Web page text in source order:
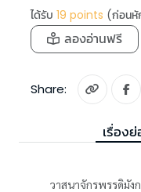
ได้รับ 19 points (ก่อนหั
ลองอ่านฟรี
Share:
เรื่องย่
วาสนาจักรพรรดิมังก